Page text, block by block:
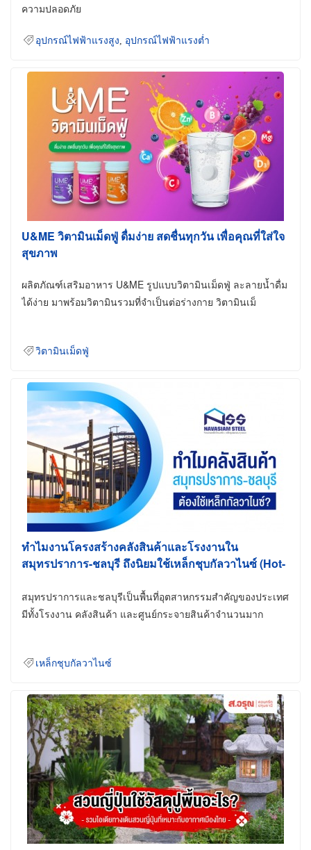
ความปลอดภัย
อุปกรณ์ไฟฟ้าแรงสูง อุปกรณ์ไฟฟ้าแรงต่ำ
U&ME วิตามินเม็ดฟู่ ดื่มง่าย สดชื่นทุกวัน เพื่อคุณที่ใส่ใจ
สุขภาพ
ผลิตภัณฑ์เสริมอาหาร U&ME รูปแบบวิตามินเม็ดฟู่ ละลายน้ำดื่ม
ได้ง่าย มาพร้อมวิตามินรวมที่จำเป็นต่อร่างกาย วิตามินเม็
วิตามินเม็ดฟู่
ทำไมงานโครงสร้างคลังสินค้าและโรงงานใน
สมุทรปราการ-ชลบุรี ถึงนิยมใช้เหล็กชุบกัลวาไนซ์ (Hot-
สมุทรปราการและชลบุรีเป็นพื้นที่อุตสาหกรรมสำคัญของประเทศ
มีทั้งโรงงาน คลังสินค้า และศูนย์กระจายสินค้าจำนวนมาก
เหล็กชุบกัลวาไนซ์